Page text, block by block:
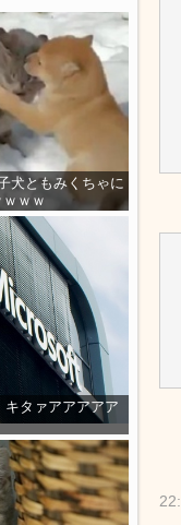
犬ともみくちゃに
ｗｗ
キタァアアアアア
22: